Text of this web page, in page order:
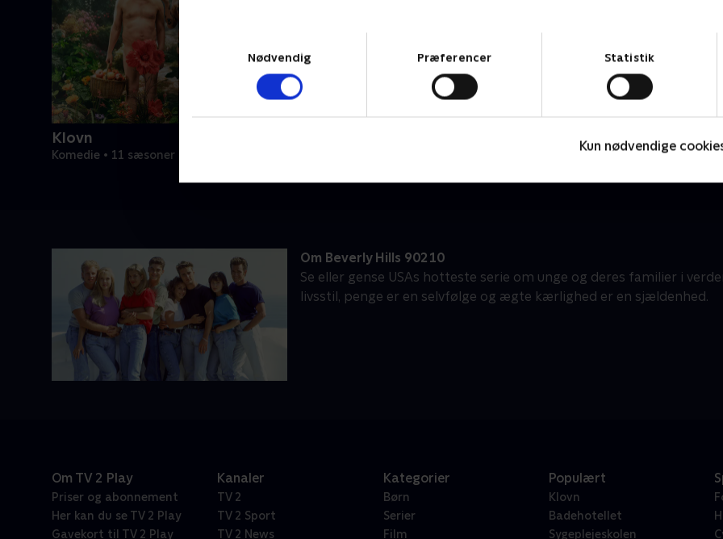
Nødvendig
Præferencer Statistik
Kun nødvendige
Klovn
Komedie • 11 sæsoner
Om Beverly Hills 90210
Se eller gense USAs hotteste serie om unge og deres familier i
livsstil, penge er en selvfølge og ægte kærlighed er en sjældenhed.
Om TV 2 Play
Priser og abonnement
Her kan du se TV 2 Play
Gavekort til TV 2 Play
Kanaler
TV 2
TV 2 Sport
TV 2 News
Kategorier
Børn
Serier
Film
Populært
Klovn
Badehotellet
Sygeplejeskolen